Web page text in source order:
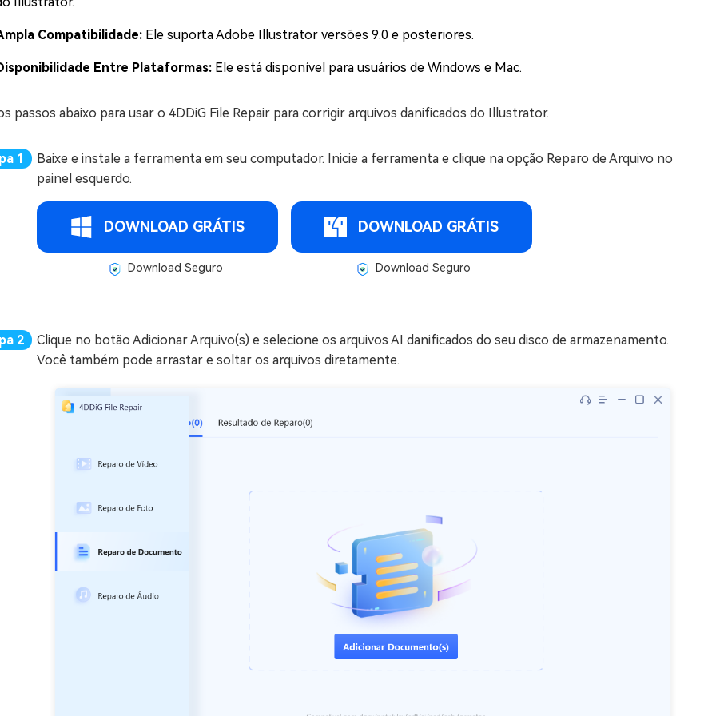
Compatibilidade: Ele suporta Adobe Illustrator versões 9.0 e posteriores.
Entre Plataformas: Ele está disponível para usuários de Windows e Mac.
passos abaixo para usar o 4DDiG File Repair para corrigir arquivos danificados do Illustrator.
Baixe e instale a ferramenta em seu computador. Inicie a ferramenta e clique na opção Reparo de Arquivo no
painel esquerdo.
DOWNLOAD GRÁTIS
Download Seguro
DOWNLOAD GRÁTIS
Download Seguro
Clique no botão Adicionar Arquivo(s) e selecione os arquivos AI danificados do seu disco de armazenamento.
Você também pode arrastar e soltar os arquivos diretamente.